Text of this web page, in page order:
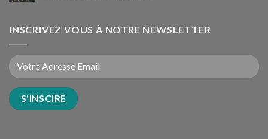
INSCRIVEZ VOUS À NOTRE NEWSLETTER